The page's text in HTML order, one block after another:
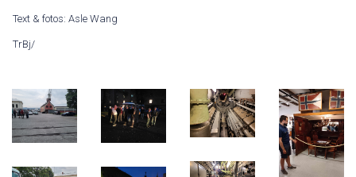
Text & fotos: Asle Wang
TrBj/